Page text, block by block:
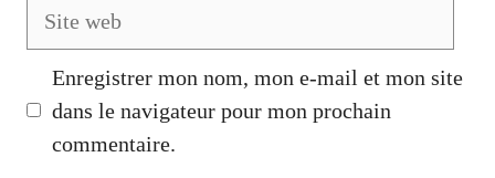
Enregistrer mon nom, mon e-mail et mon site
dans le navigateur pour mon prochain
commentaire.